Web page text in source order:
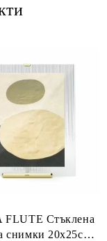
FLUTE Стъклена
снимки 20х25см.